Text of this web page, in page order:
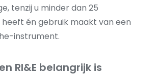
tenzij u minder dan 25
én gebruik maakt van een
instrument.
RI&E belangrijk is